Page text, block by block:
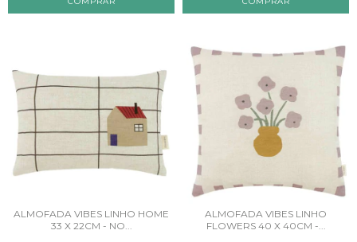
ALMOFADA VIBES LINHO HOME
33 X 22CM - NO...
ALMOFADA VIBES LINHO
FLOWERS 40 X 40CM -...